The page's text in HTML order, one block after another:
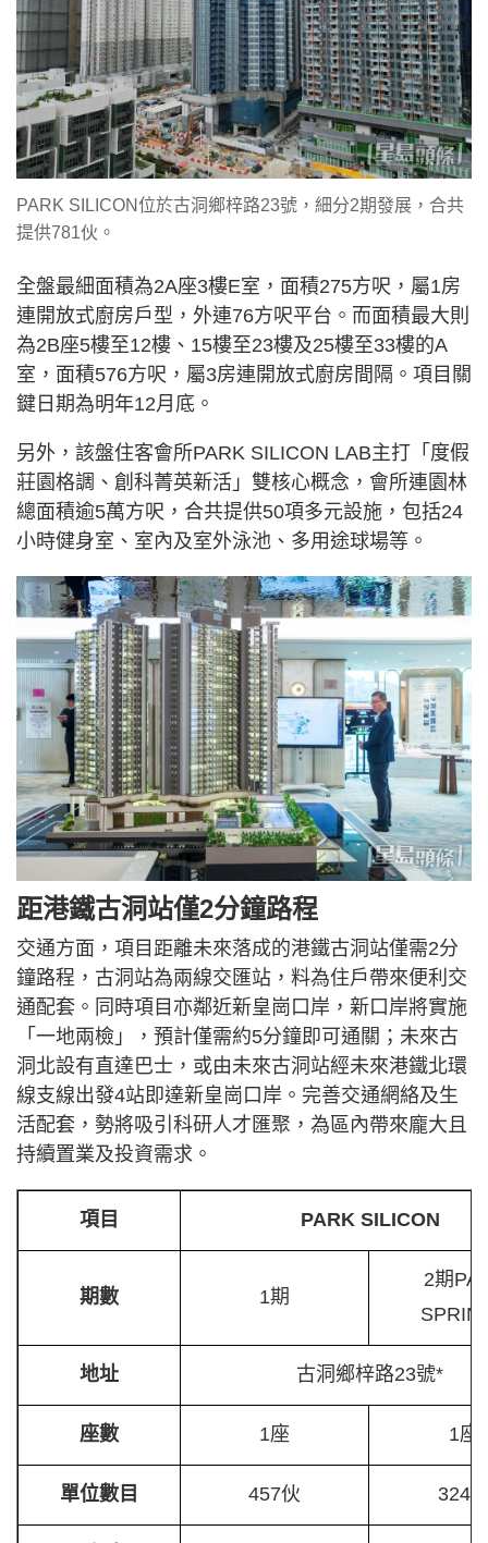
PARK SILICON位於古洞鄉梓路23號，細分2期發展，合共
提供781伙。
全盤最細面積為2A座3樓E室，面積275方呎，屬1房
連開放式廚房戶型，外連76方呎平台。而面積最大則
為2B座5樓至12樓、15樓至23樓及25樓至33樓的A
室，面積576方呎，屬3房連開放式廚房間隔。項目關
鍵日期為明年12月底。
另外，該盤住客會所PARK SILICON LAB主打「度假
莊園格調、創科菁英新活」雙核心概念，會所連園林
總面積逾5萬方呎，合共提供50項多元設施，包括24
小時健身室、室內及室外泳池、多用途球場等。
距港鐵古洞站僅2分鐘路程
交通方面，項目距離未來落成的港鐵古洞站僅需2分
鐘路程，古洞站為兩線交匯站，料為住戶帶來便利交
通配套。同時項目亦鄰近新皇崗口岸，新口岸將實施
「一地兩檢」，預計僅需約5分鐘即可通關；未來古
洞北設有直達巴士，或由未來古洞站經未來港鐵北環
線支線出發4站即達新皇崗口岸。完善交通網絡及生
活配套，勢將吸引科研人才匯聚，為區內帶來龐大且
持續置業及投資需求。
項目 PARK SILICON
期數 1期
2期
地址 古洞鄉梓路23號*
座數 1座 1座
單位數目 457伙 324